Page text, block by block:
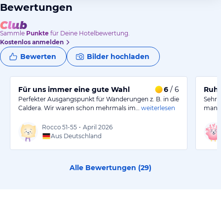
Bewertungen
Sammle Punkte für Deine Hotelbewertung.
Kostenlos anmelden
Bewerten Bilder hochladen
Für uns immer eine gute Wahl 6 / 6
Perfekter Ausgangspunkt für Wanderungen z. B. in die
Caldera. Wir waren schon mehrmals im…
weiterlesen
Rocco 51-55 • April 2026
Aus Deutschland
Sehr
man
Alle Bewertungen (29)